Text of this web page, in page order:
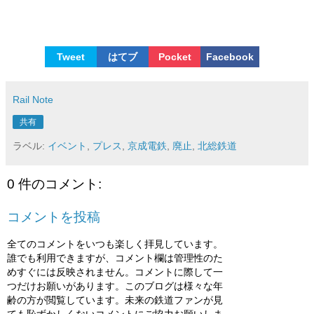
Tweet はてブ Pocket Facebook
Rail Note
共有
ラベル: イベント プレス 京成電鉄 廃止 北総鉄道
0 件のコメント:
コメントを投稿
全てのコメントをいつも楽しく拝見しています。
誰でも利用できますが、コメント欄は管理性のた
めすぐには反映されません。コメントに際して一
つだけお願いがあります。このブログは様々な年
齢の方が閲覧しています。未来の鉄道ファンが見